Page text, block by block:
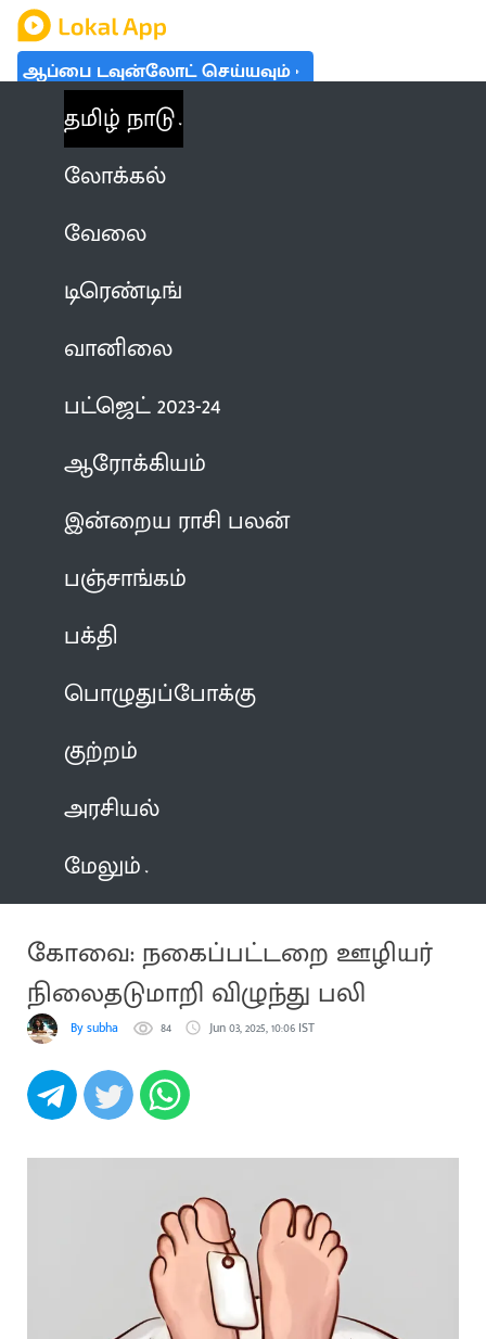
ஆப்பை டவுன்லோட் செய்யவும்
தமிழ் நாடு
லோக்கல்
வேலை
டிரெண்டிங்
வானிலை
பட்ஜெட் 2023-24
ஆரோக்கியம்
இன்றைய ராசி பலன்
பஞ்சாங்கம்
பக்தி
பொழுதுப்போக்கு
குற்றம்
அரசியல்
மேலும்
கோவை: நகைப்பட்டறை ஊழியர்
நிலைதடுமாறி விழுந்து பலி
By subha 84 Jun 03, 2025, 10:06 IST